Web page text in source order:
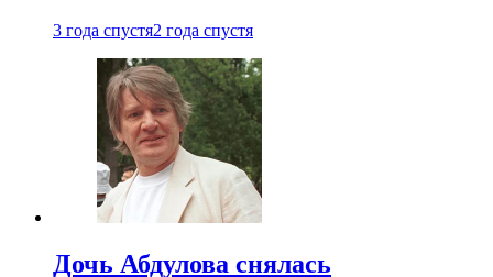
3 года спустя2 года спустя
Дочь Абдулова снялась